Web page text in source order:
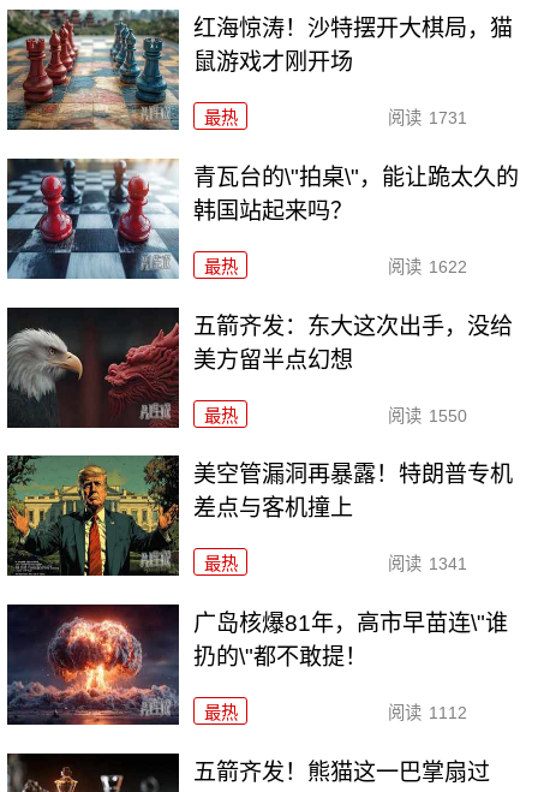
红海惊涛！沙特摆开大棋局，猫
鼠游戏才刚开场
最热 阅读 1731
青瓦台的\"拍桌\"，能让跪太久的
韩国站起来吗？
最热 阅读 1622
五箭齐发：东大这次出手，没给
美方留半点幻想
最热 阅读 1550
美空管漏洞再暴露！特朗普专机
差点与客机撞上
最热 阅读 1341
广岛核爆81年，高市早苗连\"谁
扔的\"都不敢提！
最热 阅读 1112
五箭齐发！熊猫这一巴掌扇过